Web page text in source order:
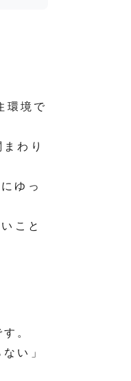
環境で
わり
ゆっ
こと
。
い」